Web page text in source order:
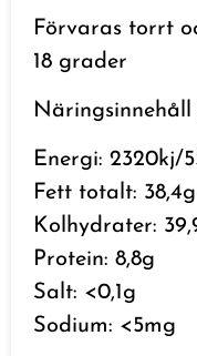
Förvaras torrt
18 grader
Näringsinnehåll
Energi: 2320kj/
Fett totalt:
Kolhydrater:
Protein: 8,8g
Salt: <0,1g
Sodium: <5mg